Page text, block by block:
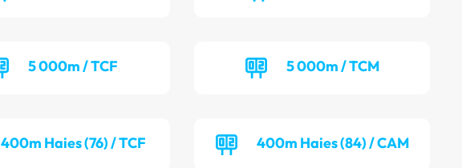
5 000m / TCF 5 000m / TCM
400m Haies (76) / TCF 400m Haies (84) / CAM